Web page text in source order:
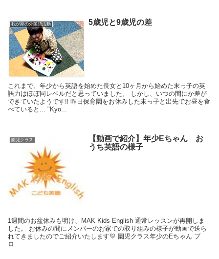
我が家の外国語活動 5歳児と9歳児の差
これまで、年少から英語を始めた長女と10ヶ月から始めた末っ子の英
語力はほぼ同レベルだと思っていました。 しかし、いつの間にか差が
できていたようです‼️ 昨日保育園をお休みした末っ子と出先でお昼を食
べていると... "Kyo...
園児クラス
【動画で紹介】年少Eちゃん お
うち英語の様子
1週間のお盆休みも明け、MAK Kids English 通常レッスンが再開しま
した。 お休みの間にメンバーのお家での取り組みの様子が動画で送ら
れてきましたのでご紹介いたします💛 園児クラス年少のEちゃん ブ
ロ...